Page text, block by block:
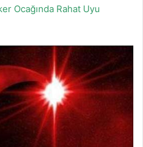
Ocağında Rahat Uyu